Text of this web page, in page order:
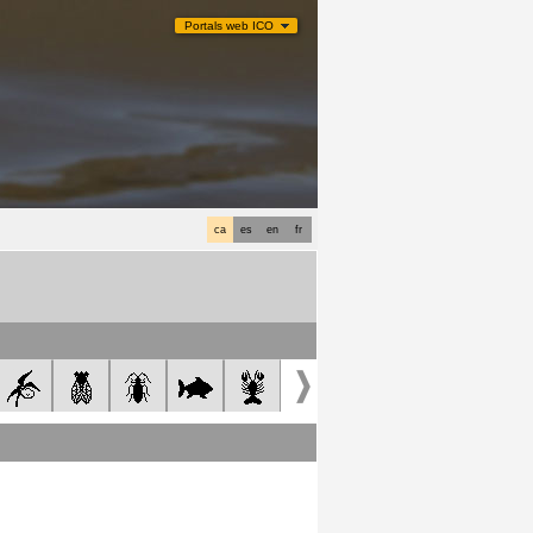
Portals web ICO
fr
en
es
ca